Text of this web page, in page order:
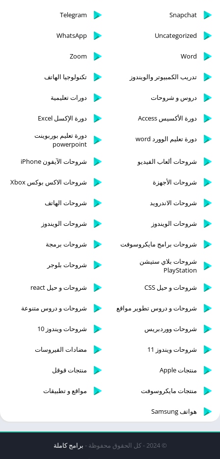
Snapchat
Telegram
Uncategorized
WhatsApp
Word
Zoom
تدريب الكمبيوتر والويندوز تكنولوجيا الهاتف
دروس و شروحات دورات تعليمية
دورة الأكسيس Access دورة الإكسل Excel
دورة تعليم الوورد word
دورة تعليم بوربوينت
powerpoint
شروحات ألعاب الفيديو
شروحات الآيفون iPhone
شروحات الأجهزة شروحات الاكس بوكس Xbox
شروحات الاندرويد شروحات الهاتف
شروحات الويندوز شروحات الويندوز
شروحات برامج مايكروسوفت
شروحات برمجة
شروحات بلاي ستيشن
PlayStation
شروحات بلوجر
شروحات و حيل CSS شروحات و حيل react
شروحات و دروس تطوير مواقع شروحات و دروس متنوعة
شروحات ووردبريس شروحات ويندوز 10
شروحات ويندوز 11 مضادات الفيروسات
منتجات Apple منتجات قوقل
منتجات مايكروسوفت مواقع و تطبيقات
هواتف Samsung
© 2024 - كل الحقوق محفوظة - برامج كاملة